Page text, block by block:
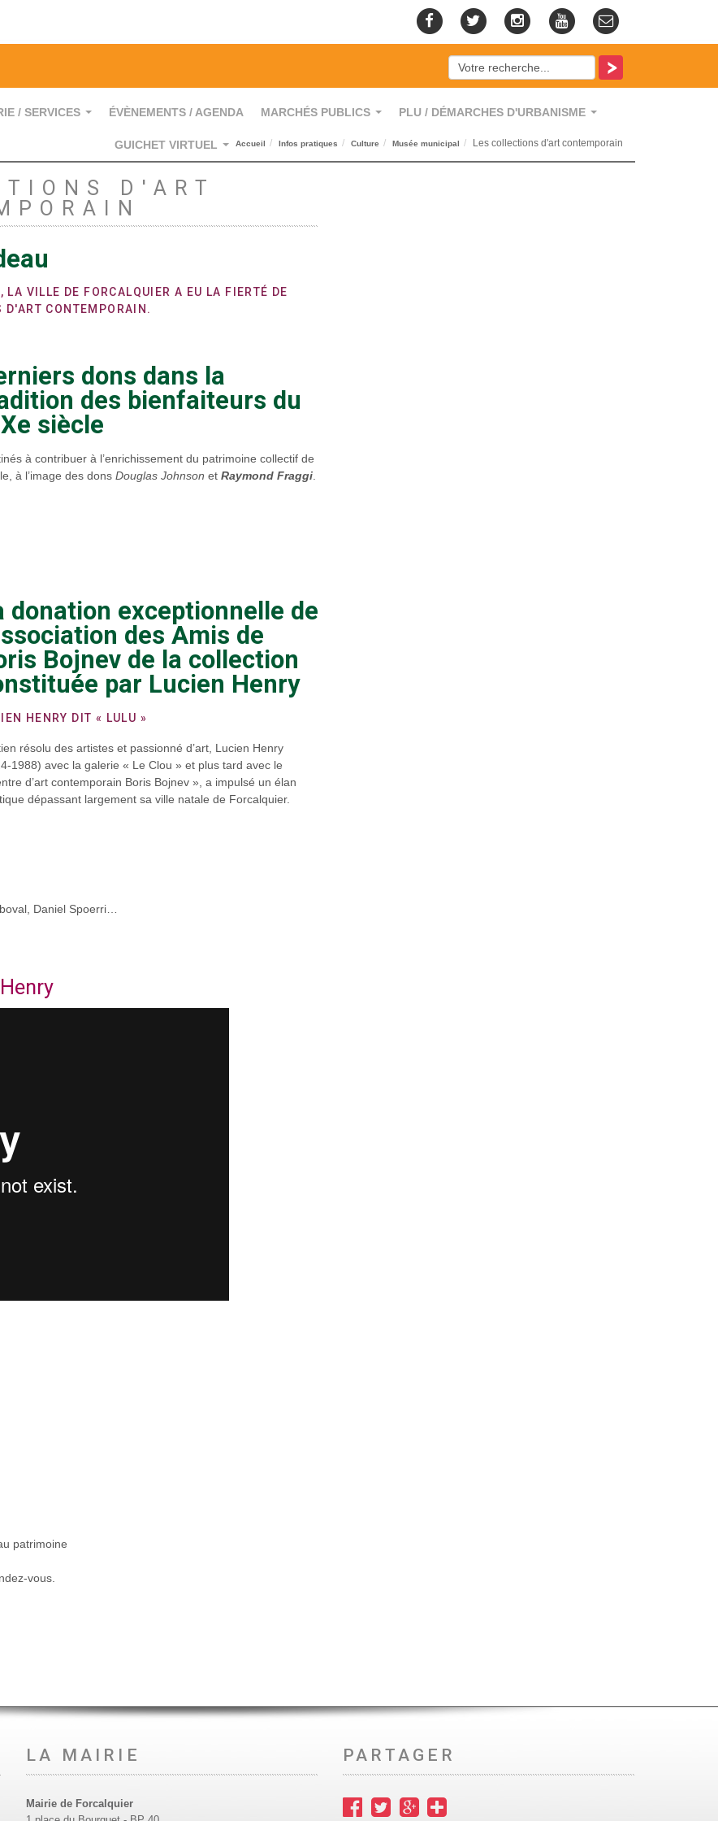
Accueil Infos pratiques Culture Musée municipal Les collections d'art contemporain
D'ART
VILLE DE FORCALQUIER A EU LA FIERTÉ DE
CONTEMPORAIN.
dons dans la
des bienfaiteurs du
siècle
à contribuer à l’enrichissement du patrimoine collectif de
à l’image des dons Douglas Johnson et Raymond Fraggi
donation exceptionnelle de
des Amis de
Bojnev de la collection
par Lucien Henry
HENRY DIT « LULU »
résolu des artistes et passionné d’art, Lucien Henry
1988) avec la galerie « Le Clou » et plus tard avec le
d’art contemporain Boris Bojnev », a impulsé un élan
dépassant largement sa ville natale de Forcalquier.
Daniel Spoerri…
patrimoine
vous.
LA MAIRIE
Mairie de Forcalquier
PARTAGER
/ SERVICES ÉVÈNEMENTS / AGENDA MARCHÉS PUBLICS PLU / DÉMARCHES D'URBANISME
GUICHET VIRTUEL